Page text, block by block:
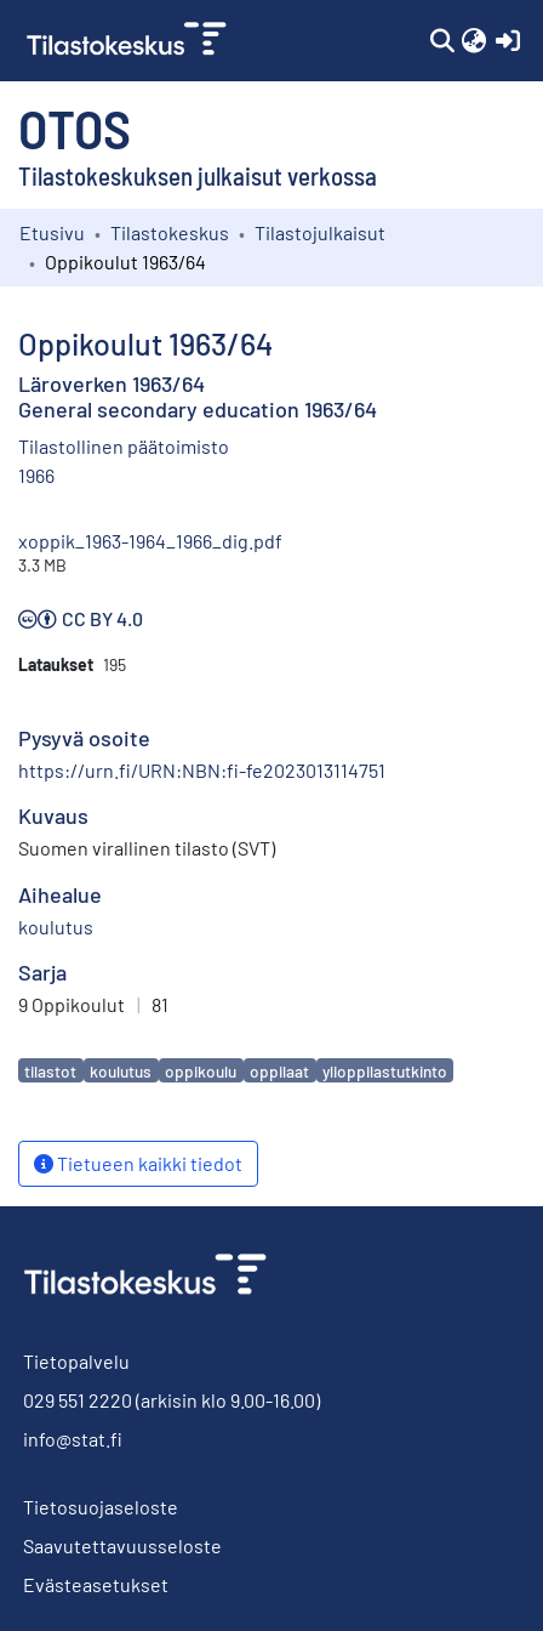
OTOS
Tilastokeskuksen julkaisut verkossa
Kokoelmat
Etusivu Tilastokeskus
Tilastojulkaisut
Oppikoulut 1963/64
Oppikoulut 1963/64
Läroverken 1963/64
General secondary education 1963/64
Tilastollinen päätoimisto
1966
xoppik_1963-1964_1966_dig.pdf
3.3 MB
CC BY 4.0
Lataukset 195
Pysyvä osoite
https://urn.fi/URN:NBN:fi-fe2023013114751
Kuvaus
Suomen virallinen tilasto (SVT)
Aihealue
koulutus
Sarja
9 Oppikoulut | 81
Avainsanat
tilastot koulutus oppikoulu oppilaat ylioppilastutkinto
Tietueen kaikki tiedot
Tietopalvelu
029 551 2220 (arkisin klo 9.00-16.00)
info@stat.fi
Tietosuojaseloste
Saavutettavuusseloste
Evästeasetukset